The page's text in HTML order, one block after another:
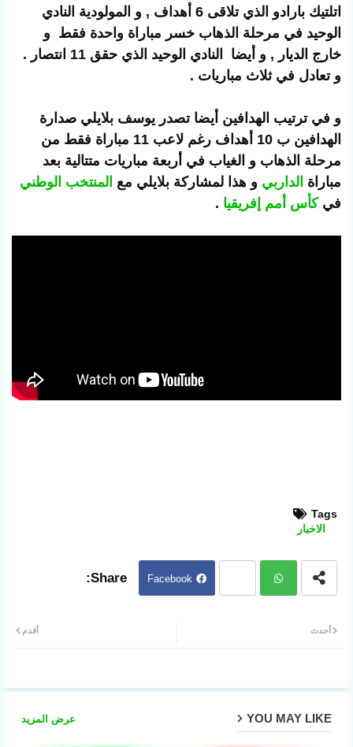
اتلتيك بارادو الذي تلاقى 6 أهداف , و المولودية النادي
الوحيد في مرحلة الذهاب خسر مباراة واحدة فقط و
خارج الديار , و أيضا النادي الوحيد الذي حقق 11 انتصار .
و تعادل في ثلاث مباريات .
و في ترتيب الهدافين أيضا تصدر يوسف بلايلي صدارة
الهدافين ب 10 أهداف رغم لاعب 11 مباراة فقط من
مرحلة الذهاب و الغياب في أربعة مباريات متتالية بعد
مباراة الداربي و هذا لمشاركة بلايلي مع المنتخب الوطني
فيكأس أمم إفريقيا .
Tags
الاخبار
Facebook
pp
أحدث أقدم
YOU MAY LIKE عرض المزيد